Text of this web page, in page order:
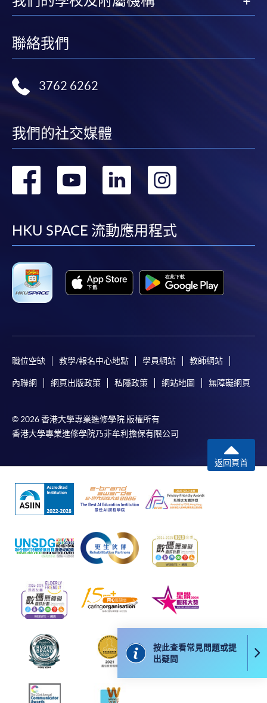
申請人可在網上使用「繳費靈」(PPS) (不適用於手
機)、VISA 或 Mastercard。除上述支付方式之外，如就
讀學歷頒授課程設有網上服務，在學學員亦可以「微
信支付」(Online WeChat Pay) 、「支付寶」(Online
填寫網上報名表格
申請人可按該課程網頁的右上角的
圖示進入網上服務網頁，然
後按照指示填妥網上報名表格。
中指定所須文件(如學歷證明)。系統只支援doc,
docx, jpg 和pdf格式之附件。
繳交所需費用
繳費靈網上服務- 申請人須先開立繳費靈戶口及設
碼，請瀏覽繳費靈網址
http://www.ppshk.com
Mastercard卡」）繳付學費。
持有人如欲享用十個
月免息分期付款優惠，必須親臨本學院設有報名服務的教
學中心作付款安排。
如欲了解如何於網上報讀新課程及繳費，請瀏覽網上
短期課程
-個別學歷頒授課程
報讀同一學歷頒授課程內其他單元
個別課程為須報讀同一學歷頒授課程及其他單元或繳
交下期學費的學員，提供網上服務，如學員就讀的課
程設有此服務，課程負責人會通知學員有關程序。
按此查看常見問題或提
出疑問
折
聯絡我們
3762 6262
我們的社交媒體
轉
facebook
轉
youtube
轉
linkedin
轉
HKU SPACE 流動應用程式
職位空缺 教學/報名中心地點 學員網站 教師網站
內聯網 網頁出版政策 私隱政策 網站地圖 無障礙網頁
© 2026 香港大學專業進修學院 版權所有
香港大學專業進修學院乃非牟利擔保有限公司
返回頁首